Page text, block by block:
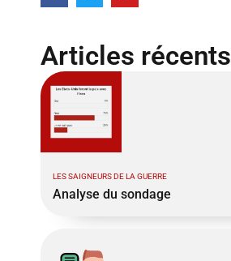
Articles récents
LES SAIGNEURS DE LA GUERRE
Analyse du sondage